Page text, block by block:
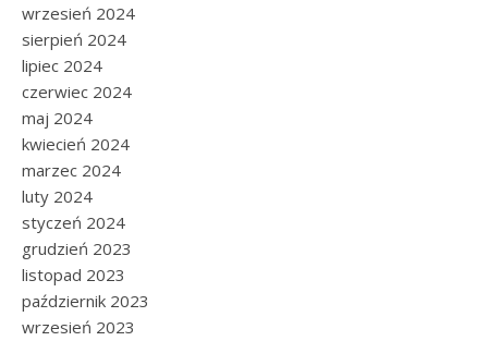
wrzesień 2024
sierpień 2024
lipiec 2024
czerwiec 2024
maj 2024
kwiecień 2024
marzec 2024
luty 2024
styczeń 2024
grudzień 2023
listopad 2023
październik 2023
wrzesień 2023